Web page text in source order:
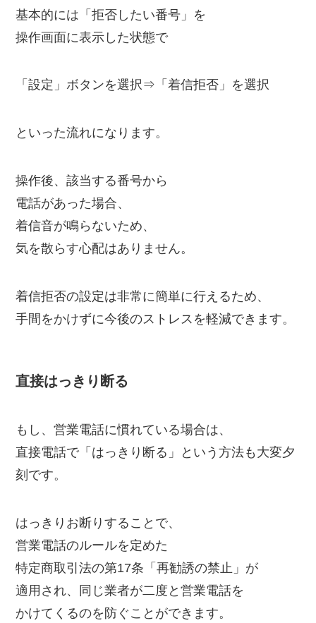
基本的には「拒否したい番号」を
操作画面に表示した状態で
「設定」ボタンを選択⇒「着信拒否」を選択
といった流れになります。
操作後、該当する番号から
電話があった場合、
着信音が鳴らないため、
気を散らす心配はありません。
着信拒否の設定は非常に簡単に行えるため、
手間をかけずに今後のストレスを軽減できます。
直接はっきり断る
もし、営業電話に慣れている場合は、
直接電話で「はっきり断る」という方法も大変夕
刻です。
はっきりお断りすることで、
営業電話のルールを定めた
特定商取引法の第17条「再勧誘の禁止」が
適用され、同じ業者が二度と営業電話を
かけてくるのを防ぐことができます。